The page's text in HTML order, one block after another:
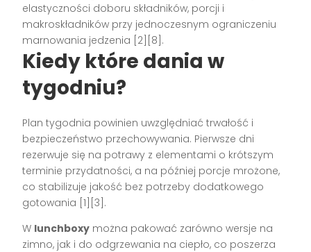
elastyczności doboru składników, porcji i
makroskładników przy jednoczesnym ograniczeniu
marnowania jedzenia [2][8].
Kiedy które dania w
tygodniu?
Plan tygodnia powinien uwzględniać trwałość i
bezpieczeństwo przechowywania. Pierwsze dni
rezerwuje się na potrawy z elementami o krótszym
terminie przydatności, a na później porcje mrożone,
co stabilizuje jakość bez potrzeby dodatkowego
gotowania [1][3].
W lunchboxy można pakować zarówno wersje na
zimno, jak i do odgrzewania na ciepło, co poszerza